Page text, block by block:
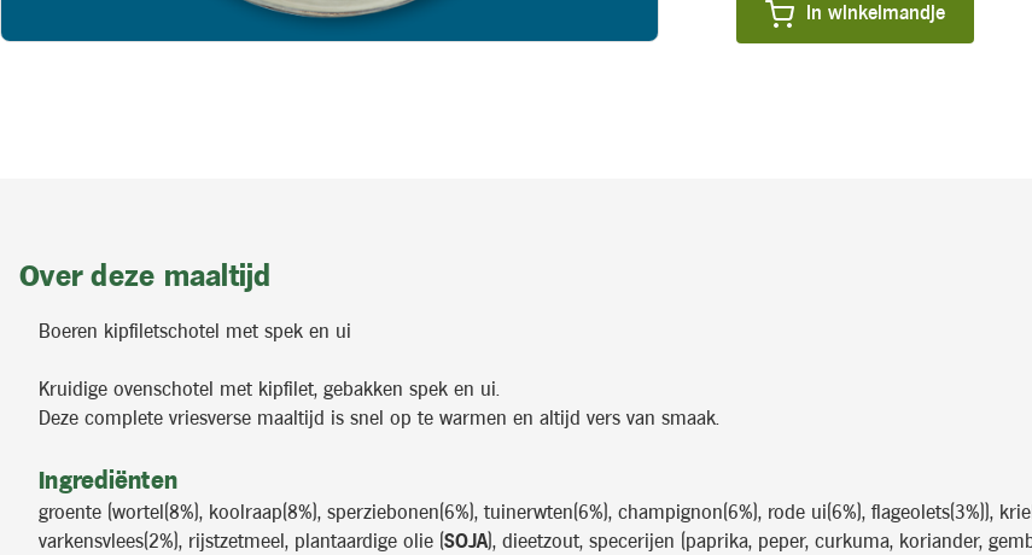
In winkelmandje
Over deze maaltijd
Boeren kipfiletschotel met spek en ui
Kruidige ovenschotel met kipfilet, gebakken spek en ui.
Deze complete vriesverse maaltijd is snel op te warmen en altijd vers van smaak.
Ingrediënten
groente (wortel(8%), koolraap(8%), sperziebonen(6%), tuinerwten(6%), champignon(6%), rode ui(6%), flageolets(3%)),
varkensvlees(2%), rijstzetmeel, plantaardige olie (SOJA), dieetzout, specerijen (paprika, peper, curkuma, koriander,